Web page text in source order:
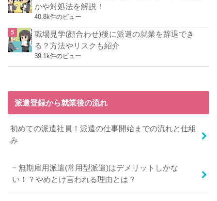
かや対処法を解説！
40.8k件のビュー
職場見学(顔合わせ)後に派遣の就業を辞退でき
る？方法やリスクも紹介
39.1k件のビュー
派遣登録から就業後の流れ
初めての派遣社員！派遣の仕事開始までの流れと仕組
み
無期雇用派遣(常用型派遣)はデメリットしかな
い！？やめとけ言われる理由とは？